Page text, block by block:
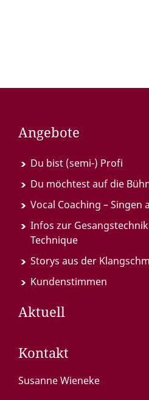
Angebote
Du bist (semi-) Profi
Du möchtest auf die
Vocal Coaching – Singen
Infos zur
Technique
Storys aus der
Kundenstimmen
Aktuell
Kontakt
Susanne Wieneke